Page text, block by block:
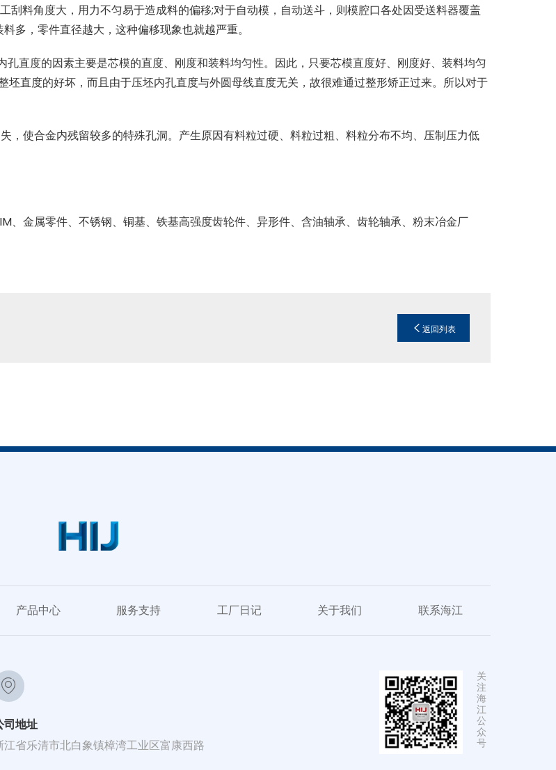
刮料角度大，用力不匀易于造成料的偏移;对于自动模，自动送斗，则模腔口各处因受送料器覆盖
料多，零件直径越大，这种偏移现象也就越严重。
直度的因素主要是芯模的直度、刚度和装料均匀性。因此，只要芯模直度好、刚度好、装料均匀
直度的好坏，而且由于压坯内孔直度与外圆母线直度无关，故很难通过整形矫正过来。所以对于
，使合金内残留较多的特殊孔洞。产生原因有料粒过硬、料粒过粗、料粒分布不均、压制压力低
、金属零件、不锈钢、铜基、铁基高强度齿轮件、异形件、含油轴承、齿轮轴承、粉末冶金厂
返回列表
产品中心 服务支持 工厂日记 关于我们 联系海江
司地址
江省乐清市北白象镇樟湾工业区富康西路
关
注
海
江
公
众
号